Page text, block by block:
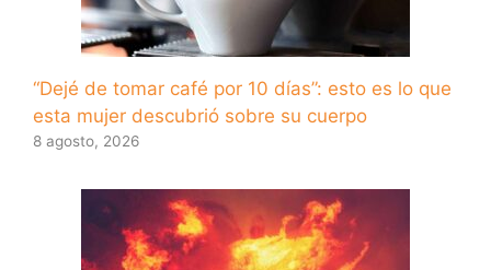
“Dejé de tomar café por 10 días”: esto es lo que
esta mujer descubrió sobre su cuerpo
8 agosto, 2026